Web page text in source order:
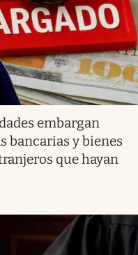
embargan
bancarias y bienes
que hayan